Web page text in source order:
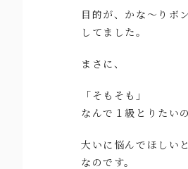
目的が、かな〜りボ
してました。
まさに、
「そもそも」
なんで１級とりたい
大いに悩んでほしい
なのです。